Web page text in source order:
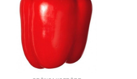
i
favoriter